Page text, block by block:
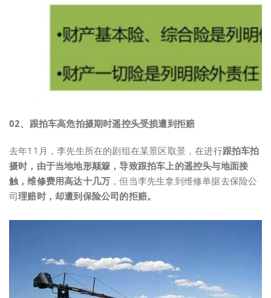
02、 跟拍车高危拍摄期时遥控头受损遭到拒赔
去年11月，李先生所在的剧组在某景区取景，在进行跟拍车拍
摄时，由于当地地形颠簸，导致跟拍车上的遥控头与地面接
触，维修费用高达十几万 ，但当李先生拿到维修单据去保险公
司理赔时，却遭到保险公司的拒赔。